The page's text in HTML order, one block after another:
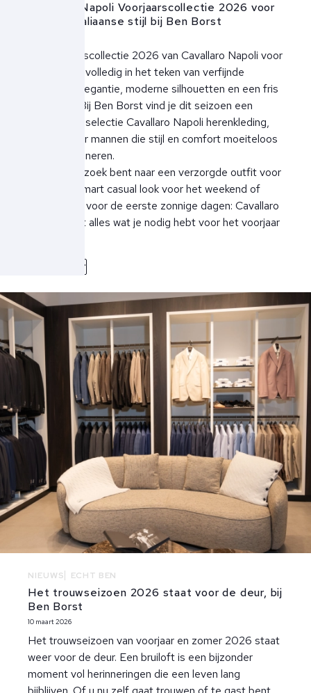
Cavallaro Napoli Voorjaarscollectie 2026 voor
heren – Italiaanse stijl bij Ben Borst
De voorjaarscollectie 2026 van Cavallaro Napoli voor
heren staat volledig in het teken van verfijnde
Italiaanse elegantie, moderne silhouetten en een fris
kleurpalet. Bij Ben Borst vind je dit seizoen een
uitgebreide selectie Cavallaro Napoli herenkleding,
perfect voor mannen die stijl en comfort moeiteloos
willen combineren.
Of je nu op zoek bent naar een verzorgde outfit voor
werk, een smart casual look voor het weekend of
lichte items voor de eerste zonnige dagen: Cavallaro
Napoli biedt alles wat je nodig hebt voor het voorjaar
Lees meer
NIEUWS ECHT BEN
Het trouwseizoen 2026 staat voor de deur, bij
Ben Borst
10 maart 2026
Het trouwseizoen van voorjaar en zomer 2026 staat
weer voor de deur. Een bruiloft is een bijzonder
moment vol herinneringen die een leven lang